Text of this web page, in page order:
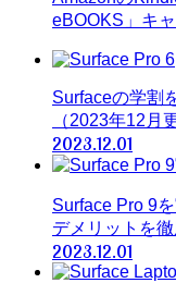
eBOOKS」キ
Surfaceの学割
（2023年12月
2023.12.01
Surface Pro 9
デメリットを
2023.12.01